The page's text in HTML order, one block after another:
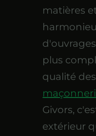
matières
plus
qualité
Givors,
extérieur